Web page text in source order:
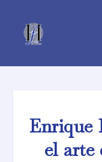
Enrique
el arte